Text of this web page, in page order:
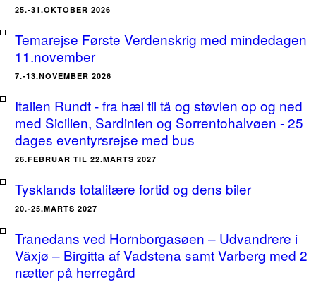
25.-31.OKTOBER 2026
Temarejse Første Verdenskrig med mindedagen
11.november
7.-13.NOVEMBER 2026
Italien Rundt - fra hæl til tå og støvlen op og ned
med Sicilien, Sardinien og Sorrentohalvøen - 25
dages eventyrsrejse med bus
26.FEBRUAR TIL 22.MARTS 2027
Tysklands totalitære fortid og dens biler
20.-25.MARTS 2027
Tranedans ved Hornborgasøen – Udvandrere i
Växjø – Birgitta af Vadstena samt Varberg med 2
nætter på herregård